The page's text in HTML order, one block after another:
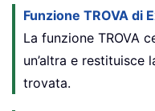
Funzione TROVA di
La funzione TROVA
un’altra e restituisce
trovata.